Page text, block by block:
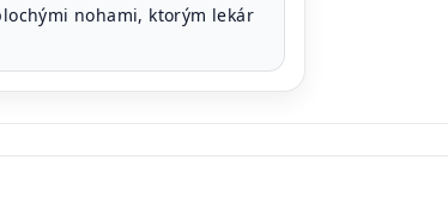
nohami, ktorým lekár